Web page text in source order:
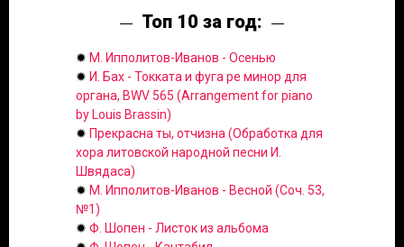
Топ 10 за год:
✹ М. Ипполитов-Иванов - Осенью
✹ И. Бах - Токката и фуга ре минор для
органа, BWV 565 (Arrangement for piano
by Louis Brassin)
✹ Прекрасна ты, отчизна (Обработка для
хора литовской народной песни И.
Швядаса)
✹ М. Ипполитов-Иванов - Весной (Соч. 53,
№1)
✹ Ф. Шопен - Листок из альбома